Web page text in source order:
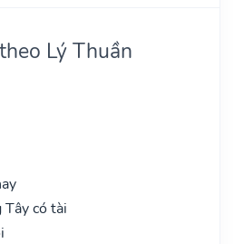
Lý Thuần
Tây có tài